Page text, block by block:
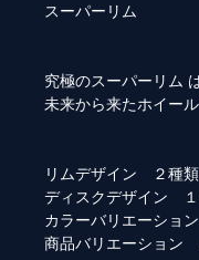
スーパーリム
究極のスーパーリム
未来から来たホイール
リムデザイン ２種類
ディスクデザイン
カラーバリエーショ
商品バリエーション